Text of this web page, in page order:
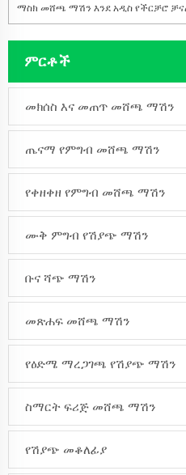
ምርቶች
መክሰስ እና መጠጥ መሸጫ ማሽን
ጤናማ የምግብ መሸጫ ማሽን
የቀዘቀዘ የምግብ መሸጫ ማሽን
ሙቅ ምግብ የሽያጭ ማሽን
ቡና ሻጭ ማሽን
መጽሐፍ መሸጫ ማሽን
የዕድሜ ማረጋገጫ የሽያጭ ማሽን
ስማርት ፍሪጅ መሸጫ ማሽን
የሽያጭ መቆለፊያ